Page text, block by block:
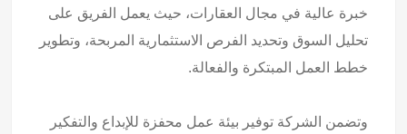
خبرة عالية في مجال العقارات، حيث يعمل الفريق على
تحليل السوق وتحديد الفرص الاستثمارية المربحة، وتطوير
خطط العمل المبتكرة والفعالة.
وتضمن الشركة توفير بيئة عمل محفزة للإبداع والتفكير